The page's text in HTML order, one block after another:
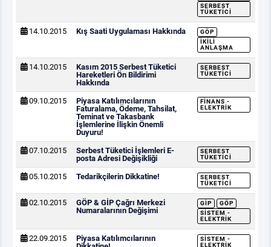
SERBEST
TÜKETICI
14.10.2015 Kış Saati Uygulaması Hakkında
GÖP
İKILI
ANLAŞMA
14.10.2015
Kasım 2015 Serbest Tüketici
Hareketleri Ön Bildirimi
Hakkında
SERBEST
TÜKETICI
09.10.2015
Piyasa Katılımcılarının
Faturalama, Ödeme, Tahsilat,
Teminat ve Takasbank
İşlemlerine İlişkin Önemli
Duyuru!
FINANS -
ELEKTRIK
07.10.2015
Serbest Tüketici İşlemleri E-
posta Adresi Değişikliği
SERBEST
TÜKETICI
05.10.2015 Tedarikçilerin Dikkatine!
SERBEST
TÜKETICI
02.10.2015
GÖP & GİP Çağrı Merkezi
Numaralarının Değişimi
GİP
GÖP
SISTEM -
ELEKTRIK
22.09.2015
Piyasa Katılımcılarının
SISTEM -
ELEKTRIK